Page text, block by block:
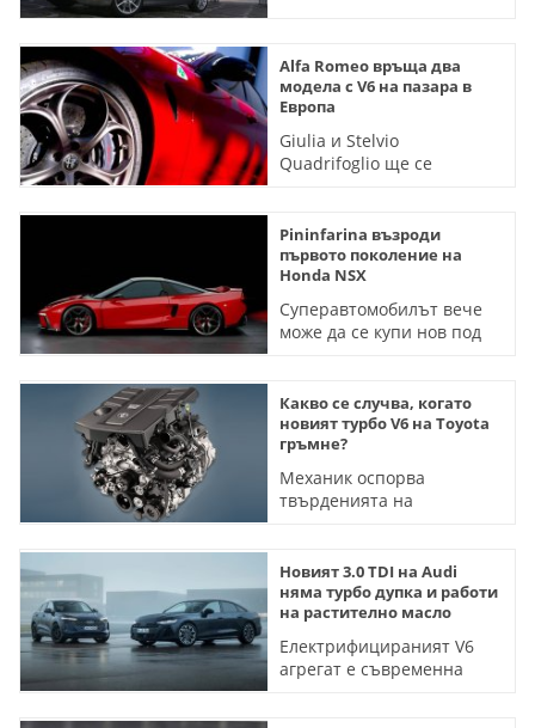
Alfa Romeo връща два
модела с V6 на пазара в
Европа
Giulia и Stelvio
Quadrifoglio ще се
Pininfarina възроди
първото поколение на
Honda NSX
Суперавтомобилът вече
може да се купи нов под
Какво се случва, когато
новият турбо V6 на Toyota
гръмне?
Механик оспорва
твърденията на
(ВИДЕО)
Новият 3.0 TDI на Audi
няма турбо дупка и работи
на растително масло
Електрифицираният V6
агрегат e съвременна